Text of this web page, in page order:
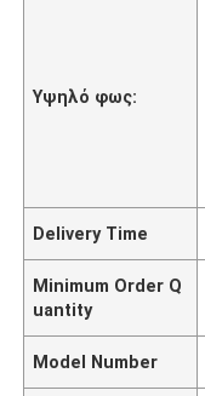
Υψηλό φως:
Delivery Time
Minimum Order Q
uantity
Model Number